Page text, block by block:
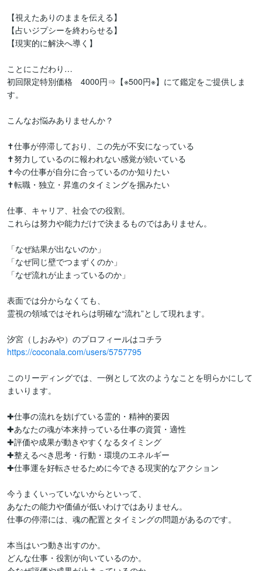
【視えたありのままを伝える】
【占いジプシーを終わらせる】
【現実的に解決へ導く】
ことにこだわり…
初回限定特別価格　4000円⇒【※500円※】にて鑑定をご提供しま
す。
こんなお悩みありませんか？
✝︎仕事が停滞しており、この先が不安になっている
✝︎努力しているのに報われない感覚が続いている
✝︎今の仕事が自分に合っているのか知りたい
✝︎転職・独立・昇進のタイミングを掴みたい
仕事、キャリア、社会での役割。
これらは努力や能力だけで決まるものではありません。
「なぜ結果が出ないのか」
「なぜ同じ壁でつまずくのか」
「なぜ流れが止まっているのか」
表面では分からなくても、
霊視の領域ではそれらは明確な“流れ”として現れます。
https://coconala.com/users/5757795
このリーディングでは、一例として次のようなことを明らかにして
まいります。
✚仕事の流れを妨げている霊的・精神的要因
✚あなたの魂が本来持っている仕事の資質・適性
✚評価や成果が動きやすくなるタイミング
✚整えるべき思考・行動・環境のエネルギー
✚仕事運を好転させるために今できる現実的なアクション
今うまくいっていないからといって、
あなたの能力や価値が低いわけではありません。
仕事の停滞には、魂の配置とタイミングの問題があるのです。
本当はいつ動き出すのか。
どんな仕事・役割が向いているのか。